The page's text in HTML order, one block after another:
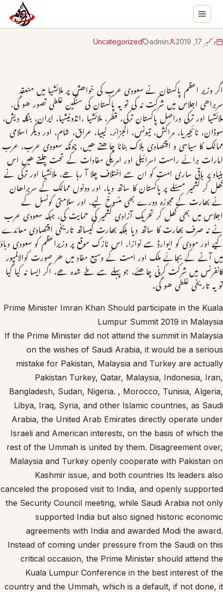
دسمبر 17, 2019 admin
Uncategorized
اگر وزیر اعظم پاکستان نے سعودی عرب کی خواھش پر ملائشیا میں منعقد
سربراھی اجلاس میں شرکت نہ کی تو یہ پاکستان کی سنگین غلطی تصور ھو گی،
ملائشیا اور ترکی دراصل پاکستان ترکی، قطر، ملائشیا ،انڈونیشیا، ایران، بنگلہ دیش،
سوڈان، نائجیریا، مراکش، تیونس، الجزائر، لیبیا، عراق، شام، اور دیگر اسلامی
ممالک کا سیاسی و اقتصادی بلاک بنانا چاھتے ھیں، چونکہ سعودی عرب، عرب
امارات برائے راست اسرائیلی اور امریکی مفادات کے تحت چلتے ھیں اس
بنیاد پر باقی ساری امت کو ان سے اختلاف چلا آ رہا ھے، ملائشیا اور ترکی نے
کھل کر کشمیر مسئلے پر پاکستان کا ساتھ دیا، اور دونوں ممالک کے سربراھان
نے بھارت کے مجوزہ دورے بھی منسوخ لیے، اور سلامتی کونسل کے
اجلاس میں بھی کھل کر تحریک آزادی کشمیر کی حمایت کی، جبکہ سعودی عرب
نے نہ صرف بھارت کا ساتھ دیا بلکہ بھارت کیساتھ تاریخی اقتصادی معائدے
کیے اور مودی کو ایوارڈ سے نوازا، اس نازک موقع پر وزیراعظم کو سعودی دباؤ
میں آنے کے بجائے ملک اور امت کے وسیع مفاد میں ھر صورت کوالالمپور
کانفرنس میں شرکت کرنی چاھئے، جو پہلے سے طے شدہ ھے، اگر ایسا نہ کیا گیا
تو یہ تاریخی غلطی ھو گی،
Prime Minister Imran Khan Should participate in the Kuala
Lumpur Summit 2019 in Malaysia
If the Prime Minister did not attend the summit in Malaysia
on the wishes of Saudi Arabia, it would be a serious
mistake for Pakistan, Malaysia and Turkey are actually
Pakistan Turkey, Qatar, Malaysia, Indonesia, Iran,
Bangladesh, Sudan, Nigeria. , Morocco, Tunisia, Algeria,
Libya, Iraq, Syria, and other Islamic countries, as Saudi
Arabia, the United Arab Emirates directly operate under
Israeli and American interests, on the basis of which the
rest of the Ummah is united by them. Disagreement over,
Malaysia and Turkey openly cooperate with Pakistan on
Kashmir issue, and both countries Its leaders also
canceled the proposed visit to India, and openly supported
the Security Council meeting, while Saudi Arabia not only
supported India but also signed historic economic
agreements with India and awarded Modi the award.
Instead of coming under pressure from the Saudi on this
critical occasion, the Prime Minister should attend the
Kuala Lumpur Conference in the best interest of the
country and the Ummah, which is a default, if not done, it